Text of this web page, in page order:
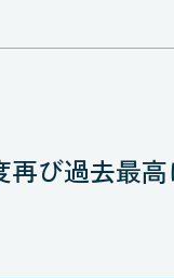
再び過去最